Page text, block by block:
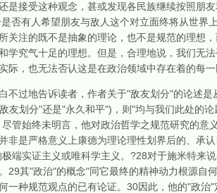
接受这种观念，甚或发现各民族继续按照朋友
否有人希望朋友与敌人这个对立面终将从世
关注的既不是抽象的理论，也不是规范的理想
学究气十足的理想。但是，合理地说，我们无
际，也无法否认这是在政治领域中存在着的每
过地告诉读者，作者关于"敌友划分"的论述是
友划分"还是"永久和平")，则"均与我们此处的
管始终未明言，他对政治哲学之规范研究的
非是严格意义上康德为理论理性划界后的、承
端实证主义或唯科学主义。?28对于施米特来
29其"政治"的概念"同它最终的精神动力根源自
一种规范观点的已有论证。30因此，他的"政